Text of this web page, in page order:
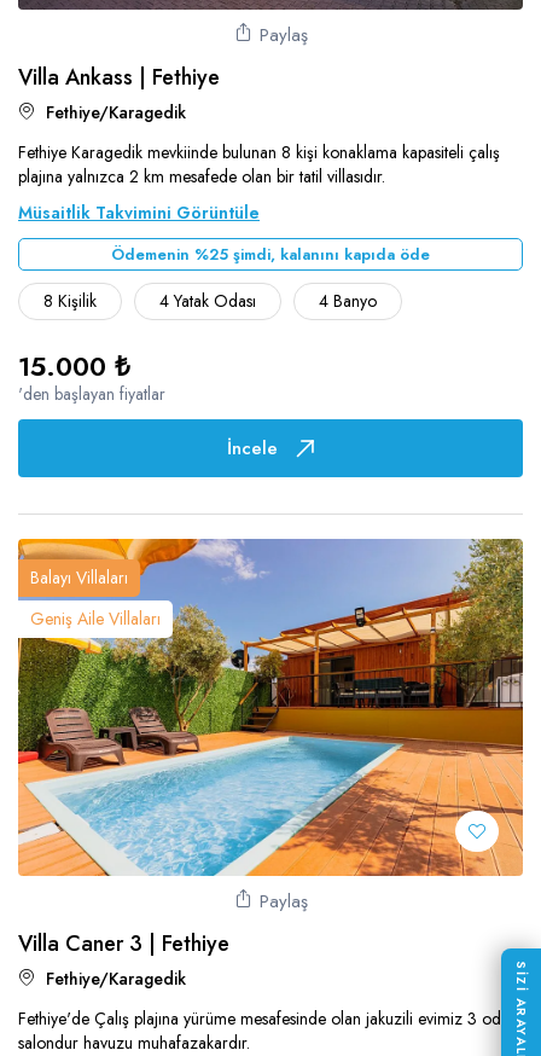
Paylaş
Villa Ankass | Fethiye
Fethiye/Karagedik
Fethiye Karagedik mevkiinde bulunan 8 kişi konaklama kapasiteli çalış
plajına yalnızca 2 km mesafede olan bir tatil villasıdır.
Müsaitlik Takvimini Görüntüle
Ödemenin %25 şimdi, kalanını kapıda öde
8 Kişilik 4 Yatak Odası 4 Banyo
15.000 ₺
'den başlayan fiyatlar
İncele
Balayı Villaları
Geniş Aile Villaları
Paylaş
Villa Caner 3 | Fethiye
Fethiye/Karagedik
Fethiye'de Çalış plajına yürüme mesafesinde olan jakuzili evimiz 3 oda 1
salondur havuzu muhafazakardır.
SİZİ ARAYALIM